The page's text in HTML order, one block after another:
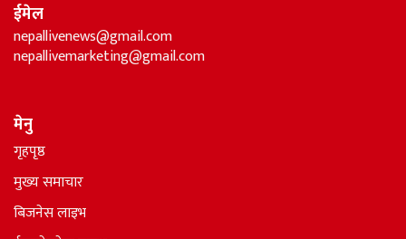
ईमेल
nepallivenews@gmail.com
nepallivemarketing@gmail.com
मेनु
गृहपृष्ठ
मुख्य समाचार
बिजनेस लाइभ